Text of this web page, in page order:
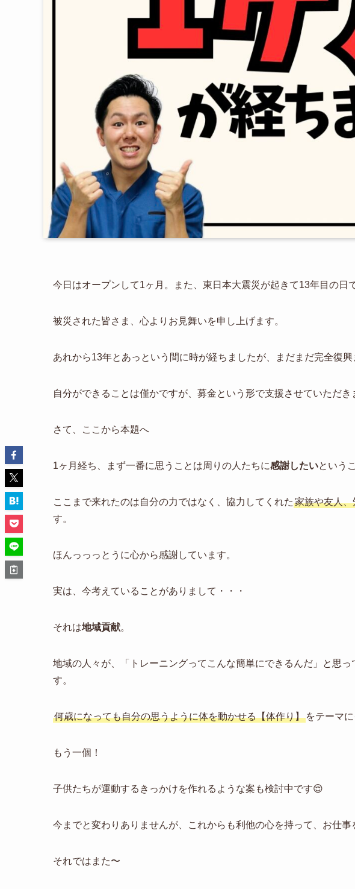
今日はオープンして1ヶ月。また、東日本大震災が起きて13年目の日
被災された皆さま、心よりお見舞いを申し上げます。
あれから13年とあっという間に時が経ちましたが、まだまだ完全復興
自分ができることは僅かですが、募金という形で支援させていただき
さて、ここから本題へ
1ヶ月経ち、まず一番に思うことは周りの人たちに感謝したいという
ここまで来れたのは自分の力ではなく、協力してくれた 家族や友人
す。
ほんっっっとうに心から感謝しています。
実は、今考えていることがありまして・・・
それは地域貢献。
地域の人々が、「トレーニングってこんな簡単にできるんだ」と思
す。
何歳になっても自分の思うように体を動かせる【体作り】 をテーマ
もう一個！
子供たちが運動するきっかけを作れるような案も検討中です😌
今までと変わりありませんが、これからも利他の心を持って、お仕事
それではまた〜